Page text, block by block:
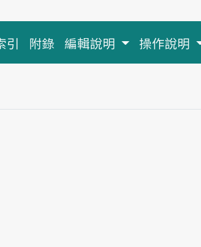
引 附錄 編輯說明 操作說明